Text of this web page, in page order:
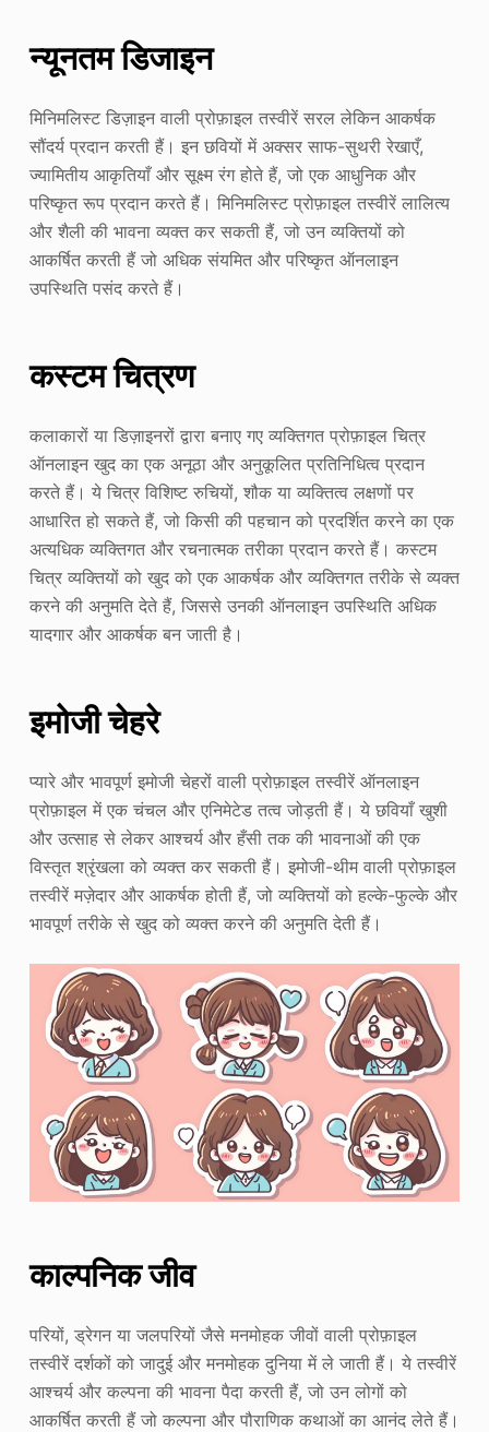
न्यूनतम डिजाइन
मिनिमलिस्ट डिज़ाइन वाली प्रोफ़ाइल तस्वीरें सरल लेकिन आकर्षक
सौंदर्य प्रदान करती हैं। इन छवियों में अक्सर साफ-सुथरी रेखाएँ,
ज्यामितीय आकृतियाँ और सूक्ष्म रंग होते हैं, जो एक आधुनिक और
परिष्कृत रूप प्रदान करते हैं। मिनिमलिस्ट प्रोफ़ाइल तस्वीरें लालित्य
और शैली की भावना व्यक्त कर सकती हैं, जो उन व्यक्तियों को
आकर्षित करती हैं जो अधिक संयमित और परिष्कृत ऑनलाइन
उपस्थिति पसंद करते हैं।
कस्टम चित्रण
कलाकारों या डिज़ाइनरों द्वारा बनाए गए व्यक्तिगत प्रोफ़ाइल चित्र
ऑनलाइन खुद का एक अनूठा और अनुकूलित प्रतिनिधित्व प्रदान
करते हैं। ये चित्र विशिष्ट रुचियों, शौक या व्यक्तित्व लक्षणों पर
आधारित हो सकते हैं, जो किसी की पहचान को प्रदर्शित करने का एक
अत्यधिक व्यक्तिगत और रचनात्मक तरीका प्रदान करते हैं। कस्टम
चित्र व्यक्तियों को खुद को एक आकर्षक और व्यक्तिगत तरीके से व्यक्त
करने की अनुमति देते हैं, जिससे उनकी ऑनलाइन उपस्थिति अधिक
यादगार और आकर्षक बन जाती है।
इमोजी चेहरे
प्यारे और भावपूर्ण इमोजी चेहरों वाली प्रोफ़ाइल तस्वीरें ऑनलाइन
प्रोफ़ाइल में एक चंचल और एनिमेटेड तत्व जोड़ती हैं। ये छवियाँ खुशी
और उत्साह से लेकर आश्चर्य और हँसी तक की भावनाओं की एक
विस्तृत श्रृंखला को व्यक्त कर सकती हैं। इमोजी-थीम वाली प्रोफ़ाइल
तस्वीरें मज़ेदार और आकर्षक होती हैं, जो व्यक्तियों को हल्के-फुल्के और
भावपूर्ण तरीके से खुद को व्यक्त करने की अनुमति देती हैं।
काल्पनिक जीव
परियों, ड्रेगन या जलपरियों जैसे मनमोहक जीवों वाली प्रोफ़ाइल
तस्वीरें दर्शकों को जादुई और मनमोहक दुनिया में ले जाती हैं। ये तस्वीरें
आश्चर्य और कल्पना की भावना पैदा करती हैं, जो उन लोगों को
आकर्षित करती हैं जो कल्पना और पौराणिक कथाओं का आनंद लेते हैं।